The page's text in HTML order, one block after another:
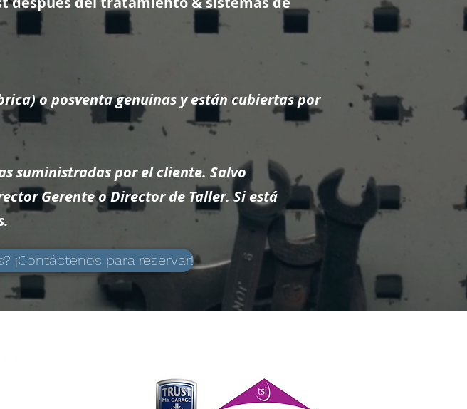
o posventa genuinas y están cubiertas por
suministradas por el cliente. Salvo
Gerente o Director de Taller. Si está
¡Contáctenos para reservar!